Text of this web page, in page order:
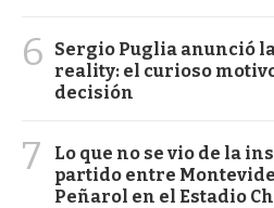
6
Sergio Puglia anunció
reality: el curioso
decisión
7
Lo que no se vio de la
partido entre
Peñarol en el Estadio